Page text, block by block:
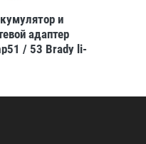
и
адаптер
/ 53 Brady li-